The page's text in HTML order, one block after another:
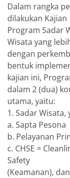
Dalam rangka
dilakukan Kajian
Program Sadar
Wisata yang
dengan
bentuk
kajian ini,
dalam 2 (dua)
utama, yaitu:
1. Sadar
a. Sapta Pesona
b. Pelayanan
c. CHSE =
Safety
(Keamanan),